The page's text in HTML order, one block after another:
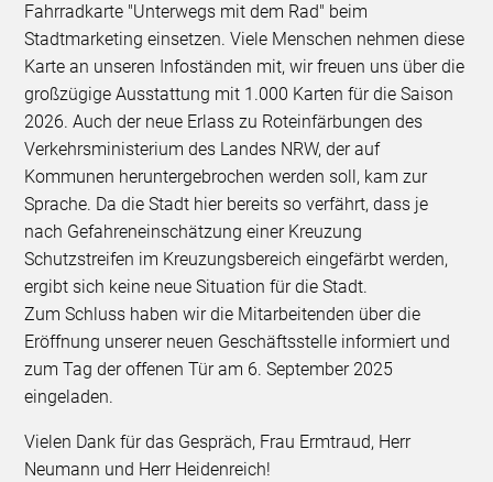
Fahrradkarte "Unterwegs mit dem Rad" beim
Stadtmarketing einsetzen. Viele Menschen nehmen diese
Karte an unseren Infoständen mit, wir freuen uns über die
großzügige Ausstattung mit 1.000 Karten für die Saison
2026. Auch der neue Erlass zu Roteinfärbungen des
Verkehrsministerium des Landes NRW, der auf
Kommunen heruntergebrochen werden soll, kam zur
Sprache. Da die Stadt hier bereits so verfährt, dass je
nach Gefahreneinschätzung einer Kreuzung
Schutzstreifen im Kreuzungsbereich eingefärbt werden,
ergibt sich keine neue Situation für die Stadt.
Zum Schluss haben wir die Mitarbeitenden über die
Eröffnung unserer neuen Geschäftsstelle informiert und
zum Tag der offenen Tür am 6. September 2025
eingeladen.
Vielen Dank für das Gespräch, Frau Ermtraud, Herr
Neumann und Herr Heidenreich!